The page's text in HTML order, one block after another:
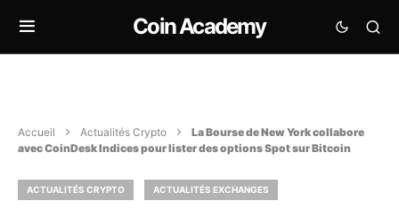
Coin Academy
Accueil Actualités Crypto
La Bourse de New York collabore
avec CoinDesk Indices pour lister des options Spot sur Bitcoin
ACTUALITÉS CRYPTO ACTUALITÉS EXCHANGES